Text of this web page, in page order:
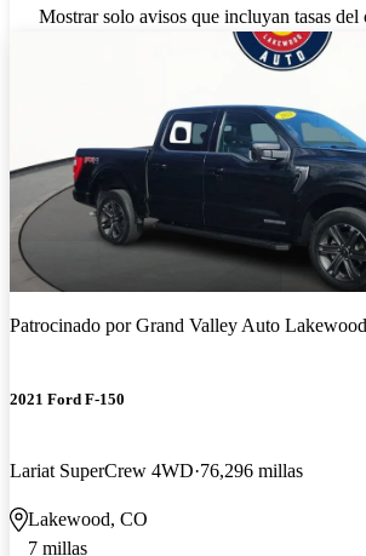
Mostrar solo avisos que incluyan tasas del
Patrocinado porGrand Valley Auto Lakewood
2021 Ford F-150
Lariat SuperCrew 4WD 76,296 millas
Lakewood, CO
7 millas